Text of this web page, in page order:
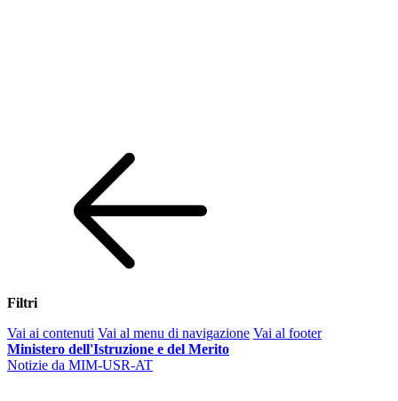
Filtri
Vai ai contenuti Vai al menu di navigazione Vai al footer
Ministero dell'Istruzione e del Merito
Notizie da MIM-USR-AT